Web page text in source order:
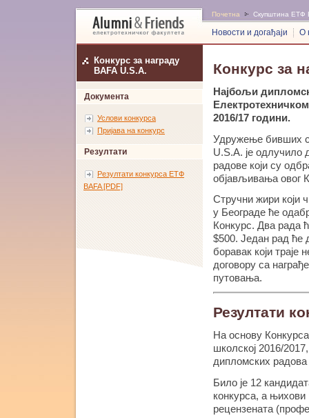
Почетна Скупштина ЕТФ
Новости и догађаји О
Конкурс за награду
BAFA U.S.A.
Документа
Услови конкурса
Пријава на конкурс
Резултати
Резултати конкурса ЕТФ
BAFA [PDF]
Конкурс за
Најбољи
2016/17 години.
Удружење бивших
U.S.A. је одлучило
радове који су
објављивања овог
Стручни жири који
у Београде ће
Конкурс. Два рада
$500. Један рад ће
боравак који
договору са
путовања.
Резултати
На основу
школској 2016/
дипломских
Било је 12
конкурса, а
рецензената